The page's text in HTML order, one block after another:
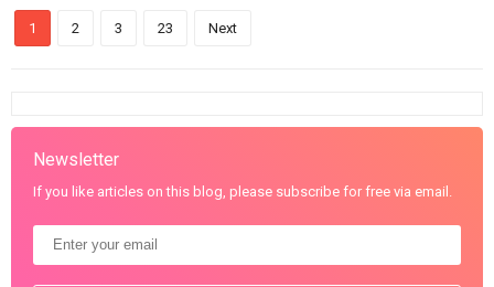
1 2 3 23 Next
Newsletter
If you like articles on this blog, please subscribe for free via email.